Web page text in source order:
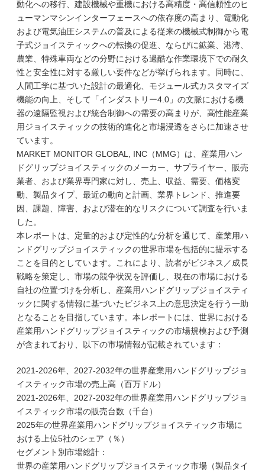
動化への移行、建設機械や重機における高精度・高信頼性のヒ
ューマンマシンインターフェースへの依存度の高まり、電動化
および電気油圧システムの普及による従来の機械式制御から電
子式ジョイスティックへの転換の促進、ならびに鉱業、港湾、
農業、特殊車両などの分野における過酷な作業環境下での耐久
性と安全性に対する厳しい要件などが挙げられます。同時に、
人間工学に基づいた設計の最適化、モジュール式カスタマイズ
機能の向上、そして「インダストリー4.0」の文脈における機
器の遠隔監視および統合制御への需要の高まりが、高性能産業
用ジョイスティックの技術的進化と市場浸透をさらに加速させ
ています。
MARKET MONITOR GLOBAL, INC（MMG）は、産業用ハン
ドグリップジョイスティックのメーカー、サプライヤー、販売
業者、および業界専門家に対し、売上、収益、需要、価格変
動、製品タイプ、最近の動向と計画、業界トレンド、推進要
因、課題、障害、および潜在的なリスクについて調査を行いま
した。
本レポートは、定量的および定性的な分析を通じて、産業用ハ
ンドグリップジョイスティックの世界市場を包括的に提示する
ことを目的としています。これにより、読者がビジネス／成長
戦略を策定し、市場の競争状況を評価し、現在の市場における
自社の位置づけを分析し、産業用ハンドグリップジョイスティ
ックに関する情報に基づいたビジネス上の意思決定を行う一助
となることを目指しています。本レポートには、世界における
産業用ハンドグリップジョイスティックの市場規模および予測
が含まれており、以下の市場情報が記載されています：
2021-2026年、2027-2032年の世界産業用ハンドグリップジョ
イスティック市場の売上高（百万ドル）
2021-2026年、2027-2032年の世界産業用ハンドグリップジョ
イスティック市場の販売台数（千台）
2025年の世界産業用ハンドグリップジョイスティック市場に
おける上位5社のシェア（％）
セグメント別市場総計：
世界の産業用ハンドグリップジョイスティック市場（製品タイ